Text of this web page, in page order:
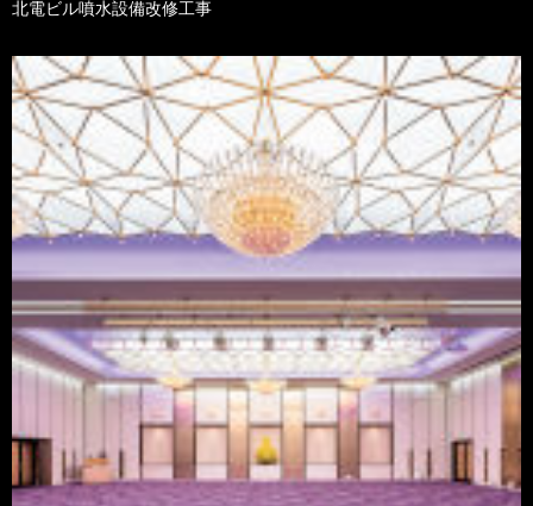
北電ビル噴水設備改修工事